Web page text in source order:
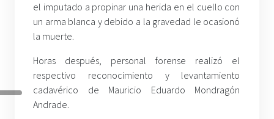
el imputado a propinar una herida en el cuello con
un arma blanca y debido a la gravedad le ocasionó
la muerte.
Horas después, personal forense realizó el
respectivo reconocimiento y levantamiento
cadavérico de Mauricio Eduardo Mondragón
Andrade.